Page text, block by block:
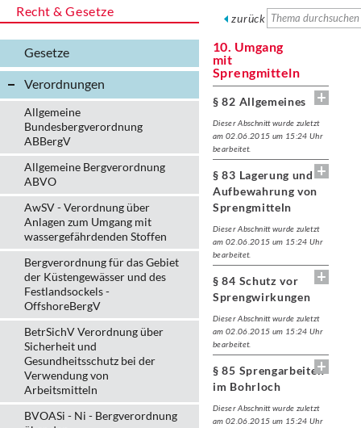
Recht & Gesetze
Gesetze
Verordnungen
Allgemeine
Bundesbergverordnung
ABBergV
Allgemeine Bergverordnung
ABVO
AwSV - Verordnung über
Anlagen zum Umgang mit
wassergefährdenden Stoffen
Bergverordnung für das Gebiet
der Küstengewässer und des
Festlandsockels -
OffshoreBergV
BetrSichV Verordnung über
Sicherheit und
Gesundheitsschutz bei der
Verwendung von
Arbeitsmitteln
BVOASi - Ni - Bergverordnung
zurück
10. Umgang
mit
Sprengmitteln
§ 82 Allgemeines
Dieser Abschnitt wurde zuletzt
am 02.06.2015 um 15:24 Uhr
bearbeitet.
§ 83 Lagerung und
Aufbewahrung von
Sprengmitteln
Dieser Abschnitt wurde zuletzt
am 02.06.2015 um 15:24 Uhr
bearbeitet.
§ 84 Schutz vor
Sprengwirkungen
Dieser Abschnitt wurde zuletzt
am 02.06.2015 um 15:24 Uhr
bearbeitet.
§ 85 Sprengarbeiten
im Bohrloch
Dieser Abschnitt wurde zuletzt
am 02.06.2015 um 15:24 Uhr